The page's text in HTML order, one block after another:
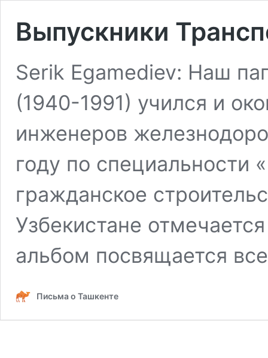
Выпускники
Serik Egamediev: Наш
(1940-1991) учился и
инженеров
году по
гражданское
Узбекистане
альбом посвящается
Письма о Ташкенте